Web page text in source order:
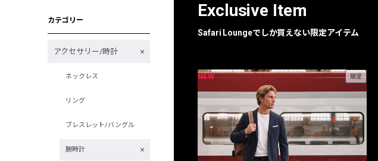
カテゴリー
アクセサリー/時計
ネックレス
リング
ブレスレット/バングル
腕時計
Exclusive Item
Safari Loungeでしか買えない限定アイテム
NEW 限定